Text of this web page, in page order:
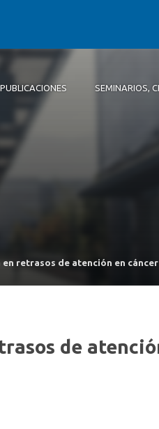
PUBLICACIONES SEMINARIOS,
retrasos de atención en cáncer
de